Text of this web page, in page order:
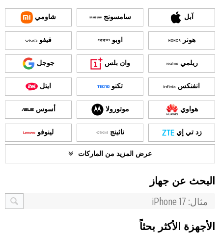
آبل سامسونج شاومي
هونر اوبو فيفو
ريلمي وان بلس جوجل
انفنكس تكنو ايتل
هواوي موتورولا أسوس
زد تي إي ناثينج لينوفو
عرض المزيد من الماركات
البحث عن جهاز
الأجهزة الأكثر بحثاً